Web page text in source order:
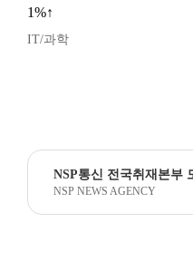
1%↑
IT/과학
NSP통신 전국취재본부
NSP NEWS AGENCY